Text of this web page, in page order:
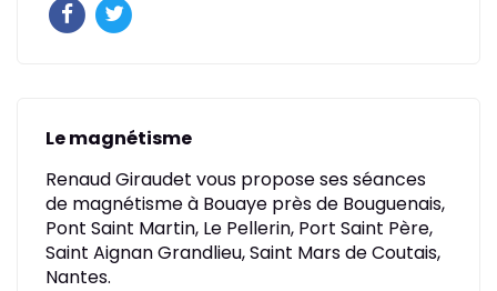
Le magnétisme
Renaud Giraudet vous propose ses séances
de magnétisme à Bouaye près de Bouguenais,
Pont Saint Martin, Le Pellerin, Port Saint Père,
Saint Aignan Grandlieu, Saint Mars de Coutais,
Nantes.